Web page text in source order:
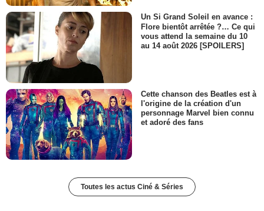
Un Si Grand Soleil en avance :
Flore bientôt arrêtée ?… Ce qui
vous attend la semaine du 10
au 14 août 2026 [SPOILERS]
Cette chanson des Beatles est à
l'origine de la création d'un
personnage Marvel bien connu
et adoré des fans
Toutes les actus Ciné & Séries